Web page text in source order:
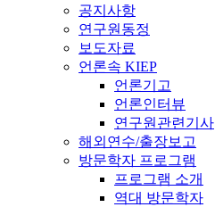
공지사항
연구원동정
보도자료
언론속 KIEP
언론기고
언론인터뷰
연구원관련기사
해외연수/출장보고
방문학자 프로그램
프로그램 소개
역대 방문학자